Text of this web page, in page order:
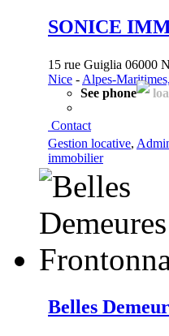
SONICE
15 rue Guiglia 06000
Nice - Alpes-
See phone
Contact
Gestion locative,
immobilier
Belles